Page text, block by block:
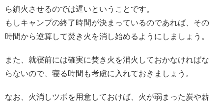
ら鎮火させるのでは遅いということです。
もしキャンプの終了時間が決まっているのであれば、その
時間から逆算して焚き火を消し始めるようにしましょう。
また、就寝前には確実に焚き火を消火しておかなければな
らないので、寝る時間も考慮に入れておきましょう。
なお、火消しツボを用意しておけば、火が弱まった炭や薪